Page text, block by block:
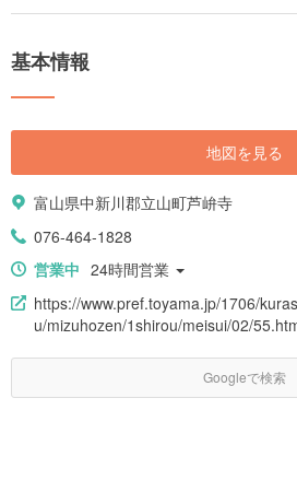
基本情報
地図を見る
富山県中新川郡立山町芦峅寺
076-464-1828
営業中 24時間営業
https://www.pref.toyama.jp/1706/
u/mizuhozen/1shirou/meisui/02/
Googleで検索